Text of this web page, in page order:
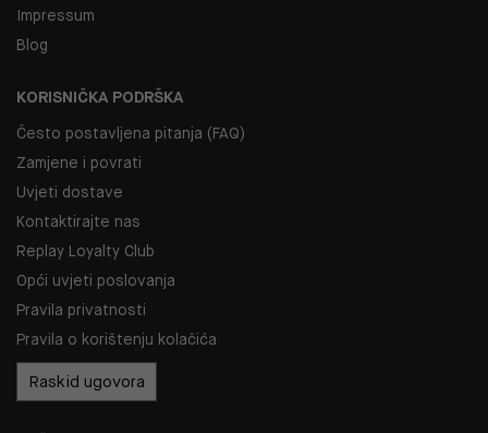
Impressum
Blog
KORISNIČKA PODRŠKA
Često postavljena pitanja (FAQ)
Zamjene i povrati
Uvjeti dostave
Kontaktirajte nas
Replay Loyalty Club
Opći uvjeti poslovanja
Pravila privatnosti
Pravila o korištenju kolačića
Raskid ugovora